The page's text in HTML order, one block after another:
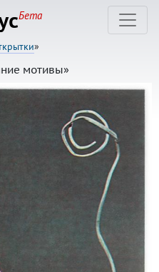
Бета
»
мотивы»